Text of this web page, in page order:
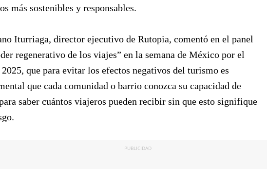
más sostenibles y responsables.
Iturriaga, director ejecutivo de Rutopia, comentó en el panel
regenerativo de los viajes” en la semana de México por el
que para evitar los efectos negativos del turismo es
que cada comunidad o barrio conozca su capacidad de
saber cuántos viajeros pueden recibir sin que esto signifique
PUBLICIDAD